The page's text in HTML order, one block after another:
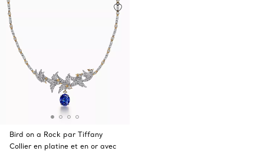
Bird on a Rock par Tiffany
Collier en platine et en or avec